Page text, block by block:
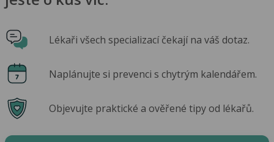
Lékaři všech specializací čekají na váš dotaz.
Naplánujte si prevenci s chytrým kalendářem.
Objevujte praktické a ověřené tipy od lékařů.